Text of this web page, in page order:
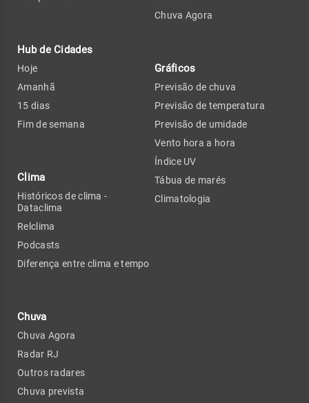
Hub de Cidades
Hoje
Amanhã
15 dias
Fim de semana
Clima
Históricos de clima -
Dataclima
Relclima
Podcasts
Diferença entre clima e tempo
Chuva
Chuva Agora
Radar RJ
Outros radares
Chuva prevista
Chuva Agora
Gráficos
Previsão de chuva
Previsão de temperatura
Previsão de umidade
Vento hora a hora
Índice UV
Tábua de marés
Climatologia